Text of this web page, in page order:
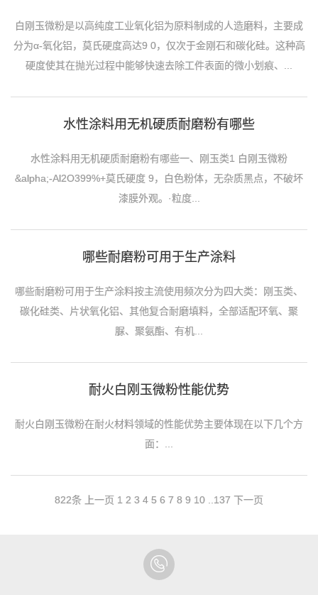
白刚玉微粉是以高纯度工业氧化铝为原料制成的人造磨料，主要成
分为α-氧化铝，莫氏硬度高达9 0，仅次于金刚石和碳化硅。这种高
硬度使其在抛光过程中能够快速去除工件表面的微小划痕、...
水性涂料用无机硬质耐磨粉有哪些
水性涂料用无机硬质耐磨粉有哪些一、刚玉类1 白刚玉微粉
&alpha;-Al2O399%+莫氏硬度 9，白色粉体，无杂质黑点，不破坏
漆膜外观。·粒度...
哪些耐磨粉可用于生产涂料
哪些耐磨粉可用于生产涂料按主流使用频次分为四大类：刚玉类、
碳化硅类、片状氧化铝、其他复合耐磨填料，全部适配环氧、聚
脲、聚氨酯、有机...
耐火白刚玉微粉性能优势
耐火白刚玉微粉在耐火材料领域的性能优势主要体现在以下几个方
面：...
822条 上一页 1 2 3 4 5 6 7 8 9 10 ..137 下一页